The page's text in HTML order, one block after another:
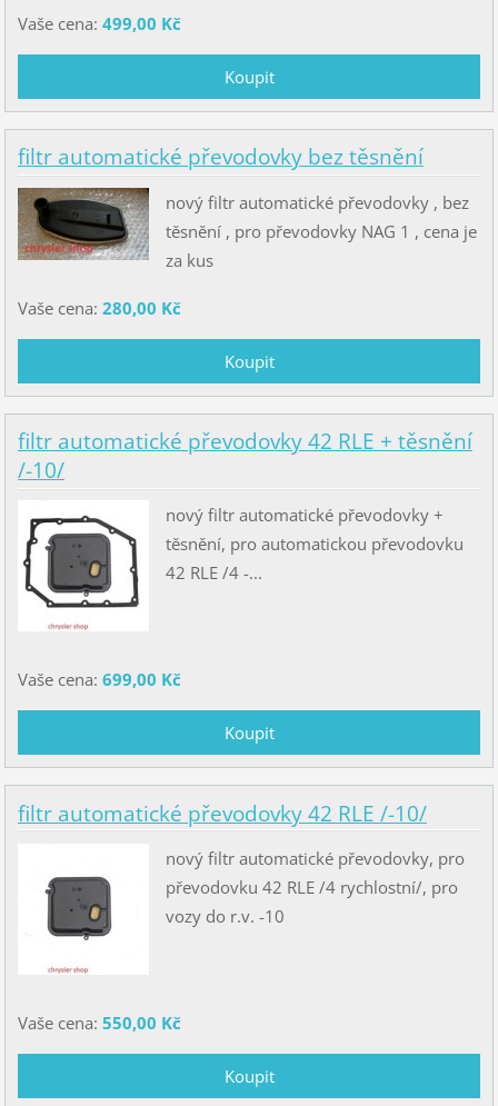
Vaše cena: 499,00 Kč
filtr automatické převodovky bez těsnění
nový filtr automatické převodovky , bez
těsnění , pro převodovky NAG 1 , cena je
za kus
Vaše cena: 280,00 Kč
filtr automatické převodovky 42 RLE + těsnění
/-10/
nový filtr automatické převodovky +
těsnění, pro automatickou převodovku
42 RLE /4 -...
Vaše cena: 699,00 Kč
filtr automatické převodovky 42 RLE /-10/
nový filtr automatické převodovky, pro
převodovku 42 RLE /4 rychlostní/, pro
vozy do r.v. -10
Vaše cena: 550,00 Kč